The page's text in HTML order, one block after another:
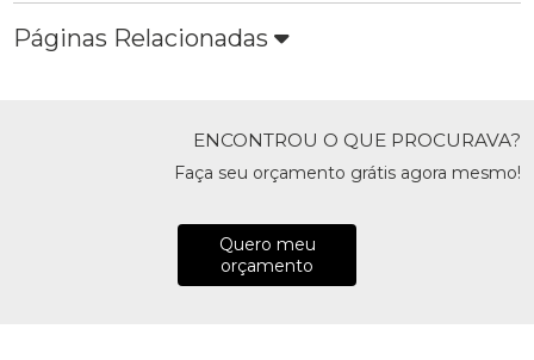
Páginas Relacionadas
ENCONTROU O QUE PROCURAVA?
Faça seu orçamento grátis agora mesmo!
Quero meu
orçamento